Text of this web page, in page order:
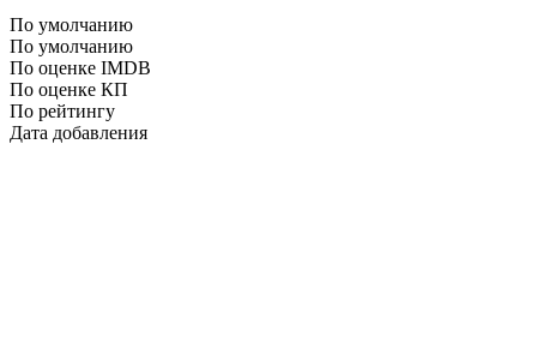
По умолчанию
По умолчанию
По оценке IMDB
По оценке КП
По рейтингу
Дата добавления